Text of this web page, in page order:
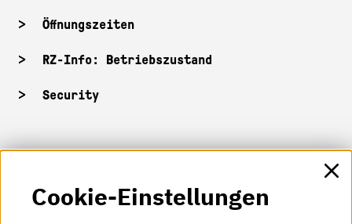
Öffnungszeiten
RZ-Info: Betriebszustand
Security
HKA-Shop
HKA-Videos
Cookie-Einstellungen